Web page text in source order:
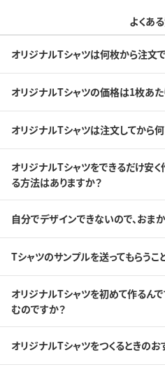
よくあ
オリジナルTシャツは何枚から注文
オリジナルTシャツの価格は1枚あた
オリジナルTシャツは注文してから
オリジナルTシャツをできるだけ安
る方法はありますか？
自分でデザインできないので、おま
Tシャツのサンプルを送ってもらうこ
オリジナルTシャツを初めて作るん
むのですか？
オリジナルTシャツをつくるときの